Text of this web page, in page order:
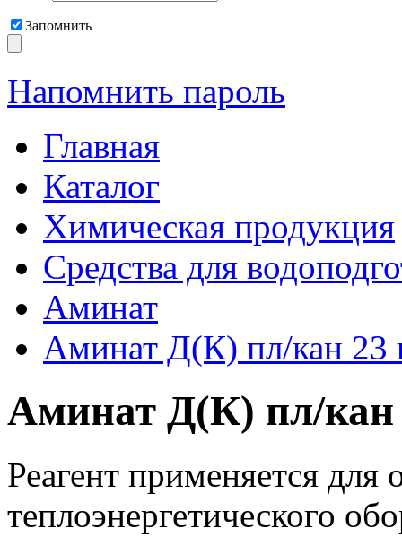
Запомнить
Напомнить пароль
Главная
Каталог
Химическая продукция
Средства для
Аминат
Аминат Д(К) пл/кан 23
Аминат Д(К) пл/кан
Реагент применяется для
теплоэнергетического